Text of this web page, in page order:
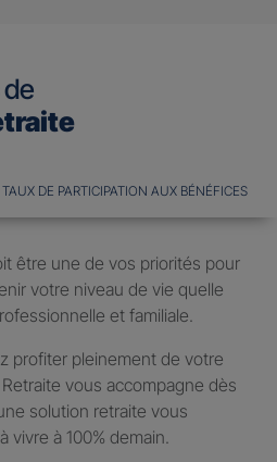
de
TAUX DE PARTICIPATION AUX BÉNÉFICES
être une de vos priorités pour
votre niveau de vie quelle
et familiale.
profiter pleinement de votre
vous accompagne dès
solution retraite vous
vivre à 100% demain.